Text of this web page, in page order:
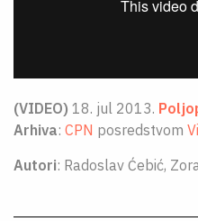
ЋИР
(VIDEO) 18. jul 2013.
Arhiva: CPN posredstvom
Autori: Radoslav Ćebić,